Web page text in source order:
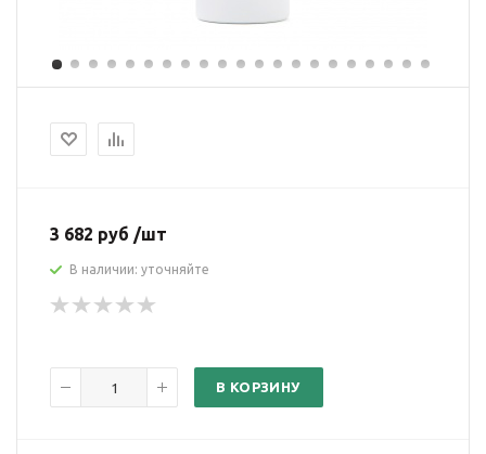
3 682 руб /шт
В наличии: уточняйте
В КОРЗИНУ